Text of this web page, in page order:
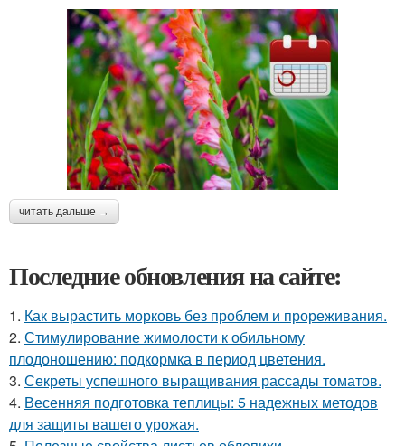
читать дальше →
Последние обновления на сайте:
1. Как вырастить морковь без проблем и прореживания.
2. Стимулирование жимолости к обильному
плодоношению: подкормка в период цветения.
3. Секреты успешного выращивания рассады томатов.
4. Весенняя подготовка теплицы: 5 надежных методов
для защиты вашего урожая.